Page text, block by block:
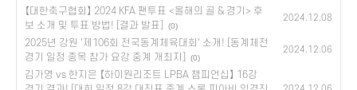
【대한축구협회】 2024 KFA 팬투표 <올해의 골 & 경기> 후
보 소개 및 투표 방법! [결과 발표]
(0)
2024.12.08
2025년 강원 '제106회 전국동계체육대회' 소개! [동계체전
경기 일정 종목 참가 요강 중계 개최지]
(0)
2024.12.06
김가영 vs 한지은 【하이원리조트 LPBA 챔피언십】 16강